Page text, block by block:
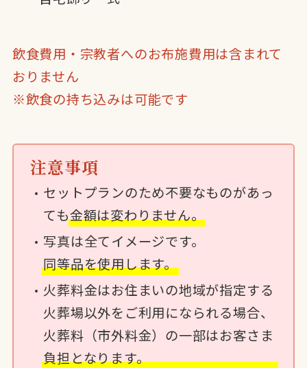
飲食費用・宗教者へのお布施費用は含まれて
おりません
※飲食の持ち込みは可能です
注意事項
セットプランのため不要なものがあっ
ても金額は変わりません。
写真は全てイメージです。
同等品を使用します。
火葬料金はお住まいの地域が指定する
火葬場以外をご利用になられる場合、
火葬料（市外料金）の一部はお客さま
負担となります。